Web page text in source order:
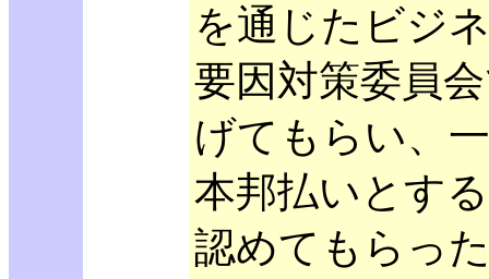
を通じたビジ
要因対策委員
げてもらい、
本邦払いとす
認めてもらっ